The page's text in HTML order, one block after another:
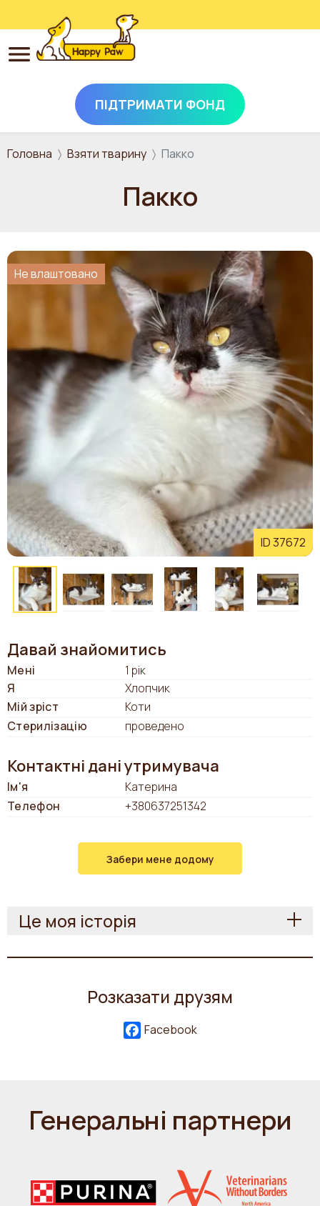
Перейти до основного вмісту
ПІДТРИМАТИ ФОНД
Головна Взяти тварину Пакко
Пакко
ID 37672
Не влаштовано
Давай знайомитись
Мені
1 рік
Я
Хлопчик
Мій зріст
Коти
Стерилізацію
проведено
Контактні дані утримувача
Ім'я
Катерина
Телефон
+380637251342
Забери мене додому
Це моя історія
Розказати друзям
Facebook
Генеральні партнери